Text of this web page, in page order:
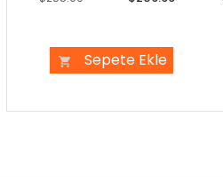
Sepete Ekle